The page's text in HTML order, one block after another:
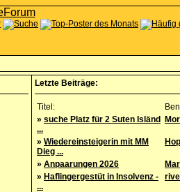
Letzte Beiträge:
Titel:
» suche Platz für 2 Suten Isländ
...
» Wiedereinsteigerin mit MM
Dieg ...
» Anpaarungen 2026
» Haflingergestüt in Insolvenz -
...